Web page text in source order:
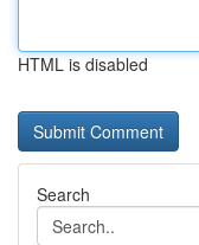
HTML is disabled
Search